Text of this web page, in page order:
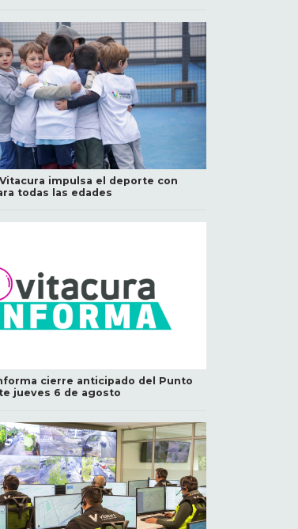
impulsa el deporte con
todas las edades
cierre anticipado del Punto
jueves 6 de agosto